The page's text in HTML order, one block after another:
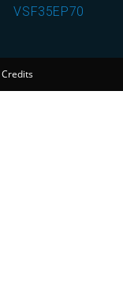
VSF35EP70
Credits